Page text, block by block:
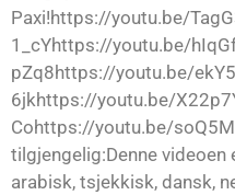
Paxi!https://youtu.be/
1_cYhttps://youtu.be/
pZq8https://youtu.be/
6jkhttps://youtu.be/
Cohttps://youtu.be/
tilgjengelig:Denne
arabisk, tsjekkisk, dansk,